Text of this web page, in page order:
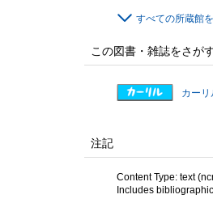
すべての所蔵館
この図書・雑誌をさが
カーリ
注記
Content Type: text
Includes